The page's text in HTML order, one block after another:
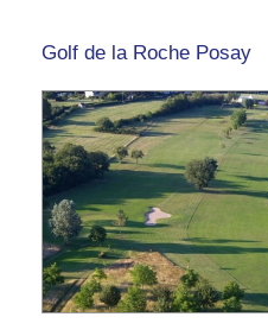
Golf de la Roche Posay